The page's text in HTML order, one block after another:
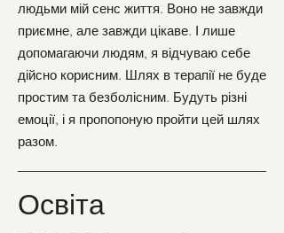
людьми мій сенс життя. Воно не завжди
приємне, але завжди цікаве. І лише
допомагаючи людям, я відчуваю себе
дійсно корисним. Шлях в терапії не буде
простим та безболісним. Будуть різні
емоції, і я пропопоную пройти цей шлях
разом.
Освіта